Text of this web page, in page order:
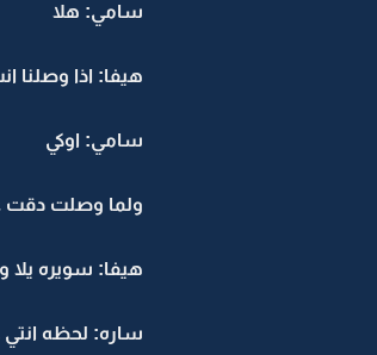
سامي: هلا
هيفا: اذا وصلنا
سامي: اوكي
ولما وصلت دقت
هيفا: سويره يلا
ساره: لحظه انتي